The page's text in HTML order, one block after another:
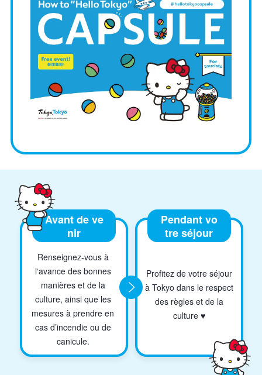
Avant de ve
nir
Renseignez-vous à
l‘avance des bonnes
manières et de la
culture, ainsi que les
mesures à prendre en
cas d’incendie ou de
canicule.
Pendant vo
tre séjour
Profitez de votre séjour
à Tokyo dans le respect
des règles et de la
culture ♥